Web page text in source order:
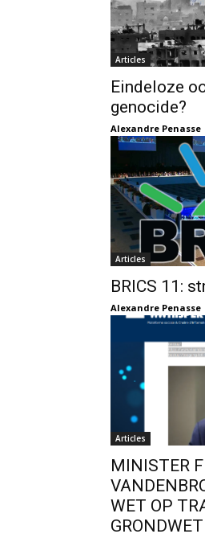
Articles
Eindeloze
genocide?
Alexandre Penasse
Articles
BRICS 11:
Alexandre Penasse
Articles
MINISTER
WET OP